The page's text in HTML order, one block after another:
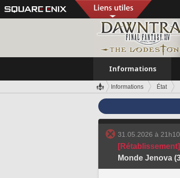
Informations
Informations État
31.05.2026 à 21h10
[Rétablissement]
Monde Jenova